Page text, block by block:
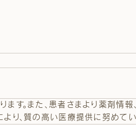
す。また、患者さまより薬剤情報
り、質の高い医療提供に努めてい